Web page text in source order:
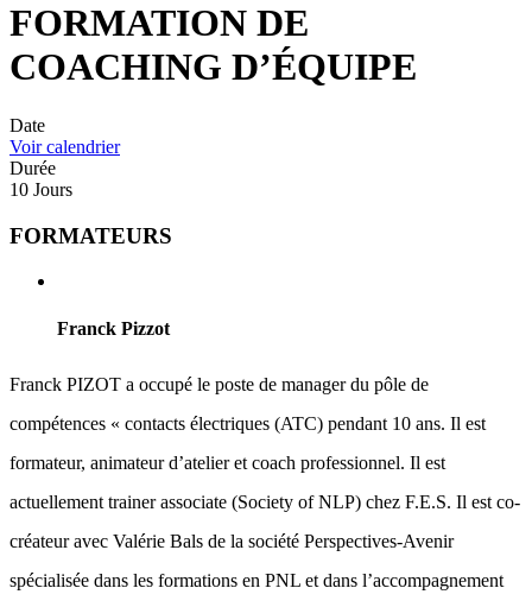
FORMATION DE
COACHING D’ÉQUIPE
Date
Voir calendrier
Durée
10 Jours
FORMATEURS
Franck Pizzot
Franck PIZOT a occupé le poste de manager du pôle de
compétences « contacts électriques (ATC) pendant 10 ans. Il est
formateur, animateur d’atelier et coach professionnel. Il est
actuellement trainer associate (Society of NLP) chez F.E.S. Il est co-
créateur avec Valérie Bals de la société Perspectives-Avenir
spécialisée dans les formations en PNL et dans l’accompagnement